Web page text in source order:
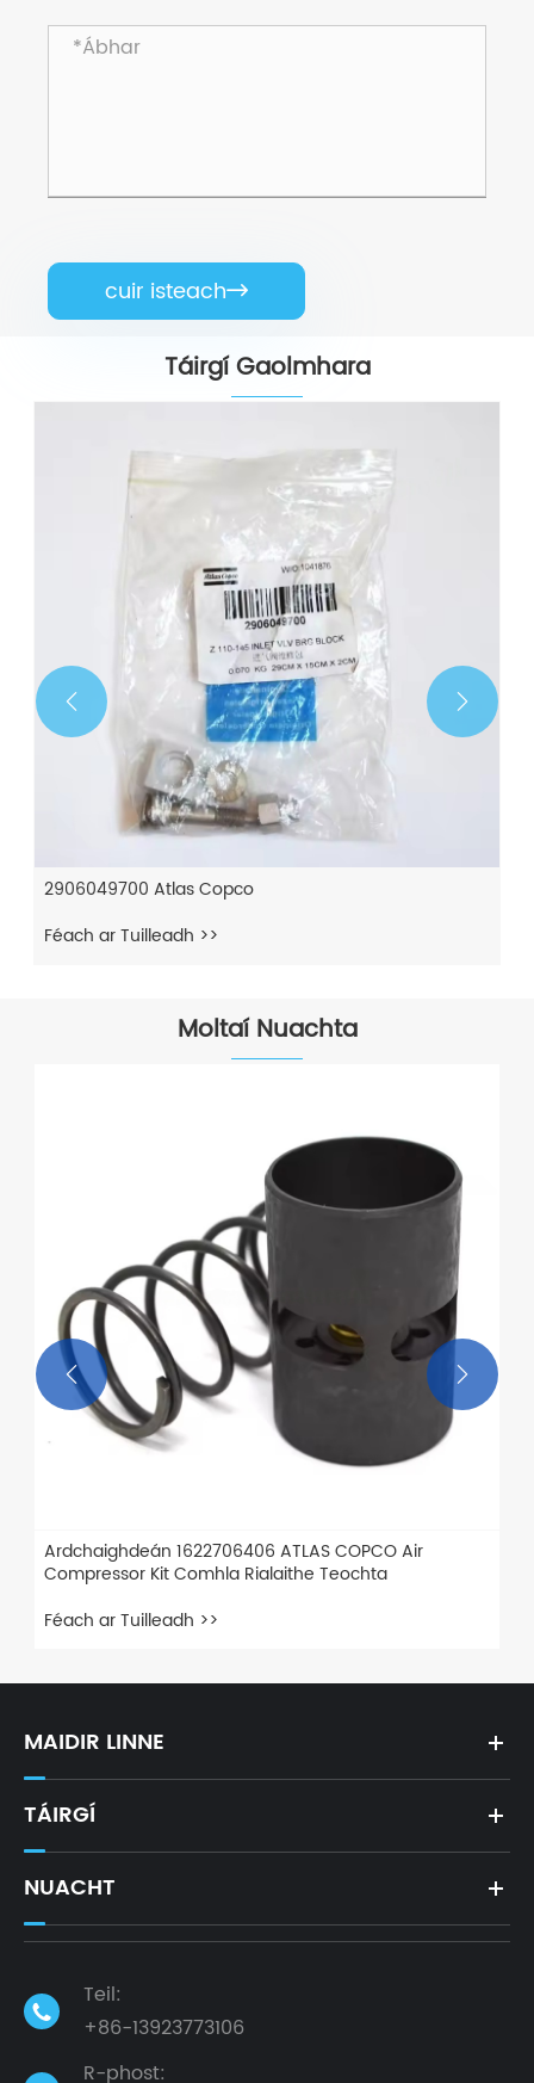
cuir isteach
Táirgí Gaolmhara
2906049700 Atlas Copco
Féach ar Tuilleadh >>
 
Moltaí Nuachta
Ardchaighdeán 1622706406 ATLAS COPCO Air
Compressor Kit Comhla Rialaithe Teochta
Féach ar Tuilleadh >>
 
MAIDIR LINNE
TÁIRGÍ
NUACHT

Teil:
+86-13923773106
R-phost: